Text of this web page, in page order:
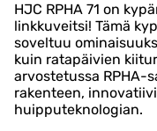
HJC RPHA 71 on
linkkuveitsi! Tämä
soveltuu
kuin ratapäivien
arvostetussa RPHA-
rakenteen,
huipputeknologian.